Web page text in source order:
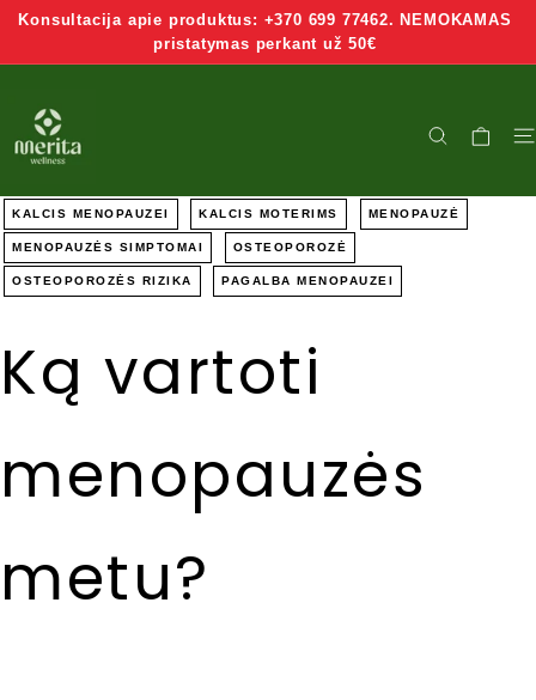
Grįžti
Konsultacija apie produktus: +370 699 77462. NEMOKAMAS
pristatymas perkant už 50€
e
r
i
t
a
W
l
n
PAIEŠKA
KALCIS MENOPAUZEI KALCIS MOTERIMS MENOPAUZĖ
MENOPAUZĖS SIMPTOMAI OSTEOPOROZĖ
OSTEOPOROZĖS RIZIKA PAGALBA MENOPAUZEI
Ką vartoti
menopauzės
metu?